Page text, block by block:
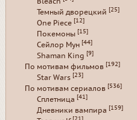
Темный дворецкий [25]
One Piece [12]
Покемоны [15]
Сейлор Мун [44]
Shaman King [9]
По мотивам фильмов [192]
Star Wars [23]
По мотивам сериалов [536]
Сплетница [41]
Дневники вампира [159]